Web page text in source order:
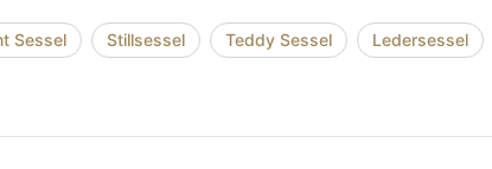
Sessel Stillsessel Teddy Sessel Ledersessel